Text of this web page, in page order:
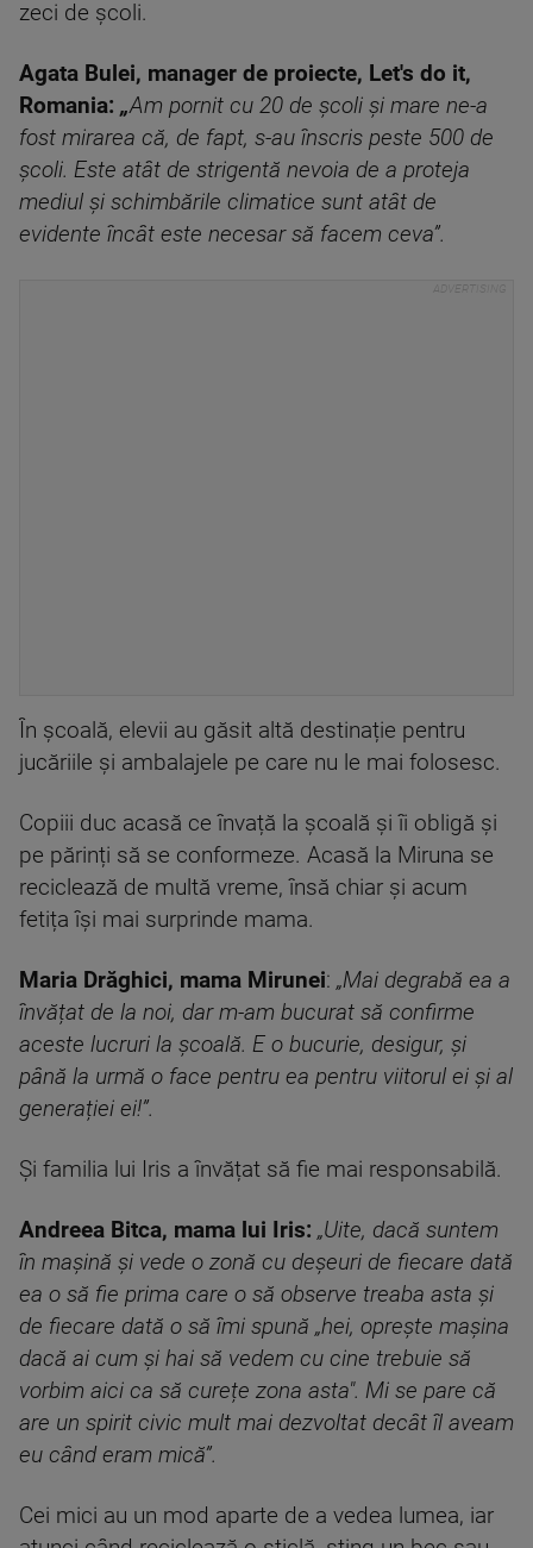
zeci de școli.
Agata Bulei, manager de proiecte, Let's do it,
Romania: „Am pornit cu 20 de școli și mare ne-a
fost mirarea că, de fapt, s-au înscris peste 500 de
școli. Este atât de strigentă nevoia de a proteja
mediul și schimbările climatice sunt atât de
evidente încât este necesar să facem ceva”.
În școală, elevii au găsit altă destinație pentru
jucăriile și ambalajele pe care nu le mai folosesc.
Copiii duc acasă ce învață la școală și îi obligă și
pe părinți să se conformeze. Acasă la Miruna se
reciclează de multă vreme, însă chiar și acum
fetița își mai surprinde mama.
Maria Drăghici, mama Mirunei: „Mai degrabă ea a
învățat de la noi, dar m-am bucurat să confirme
aceste lucruri la școală. E o bucurie, desigur, și
până la urmă o face pentru ea pentru viitorul ei și al
generației ei!”.
Și familia lui Iris a învățat să fie mai responsabilă.
Andreea Bitca, mama lui Iris: „Uite, dacă suntem
în mașină și vede o zonă cu deșeuri de fiecare dată
ea o să fie prima care o să observe treaba asta și
de fiecare dată o să îmi spună „hei, oprește mașina
dacă ai cum și hai să vedem cu cine trebuie să
vorbim aici ca să curețe zona asta". Mi se pare că
are un spirit civic mult mai dezvoltat decât îl aveam
eu când eram mică”.
Cei mici au un mod aparte de a vedea lumea, iar